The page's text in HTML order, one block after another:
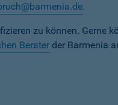
.
zu können. Gerne
Berater der Barmenia